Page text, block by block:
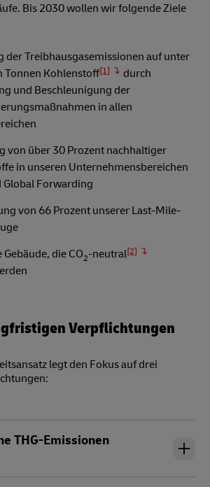
Bis 2030 wollen wir folgende Ziele
der Treibhausgasemissionen auf unter
Tonnen Kohlenstoff[1]
durch
und Beschleunigung der
in allen
von über 30 Prozent nachhaltiger
in unseren Unternehmensbereichen
Global Forwarding
von 66 Prozent unserer Last-Mile-
Gebäude, die CO2-neutral[2]
Verpflichtungen
legt den Fokus auf drei
THG-Emissionen